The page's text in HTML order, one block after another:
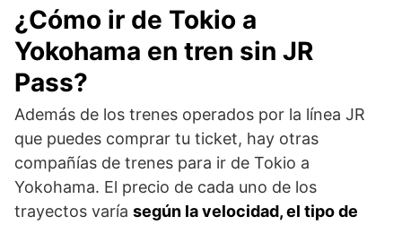
¿Cómo ir de Tokio a
Yokohama en tren sin JR
Pass?
Además de los trenes operados por la línea JR
que puedes comprar tu ticket, hay otras
compañías de trenes para ir de Tokio a
Yokohama. El precio de cada uno de los
trayectos varía según la velocidad, el tipo de